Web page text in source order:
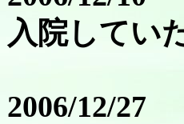
入院してい
2006/12/27